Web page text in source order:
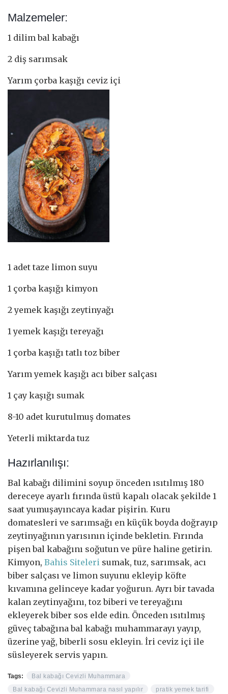
Malzemeler:
1 dilim bal kabağı
2 diş sarımsak
Yarım çorba kaşığı ceviz içi
1 adet taze limon suyu
1 çorba kaşığı kimyon
2 yemek kaşığı zeytinyağı
1 yemek kaşığı tereyağı
1 çorba kaşığı tatlı toz biber
Yarım yemek kaşığı acı biber salçası
1 çay kaşığı sumak
8-10 adet kurutulmuş domates
Yeterli miktarda tuz
Hazırlanılışı:
Bal kabağı dilimini soyup önceden ısıtılmış 180
dereceye ayarlı fırında üstü kapalı olacak şekilde 1
saat yumuşayıncaya kadar pişirin. Kuru
domatesleri ve sarımsağı en küçük boyda doğrayıp
zeytinyağının yarısının içinde bekletin. Fırında
pişen bal kabağını soğutun ve püre haline getirin.
Kimyon, Bahis Siteleri sumak, tuz, sarımsak, acı
biber salçası ve limon suyunu ekleyip köfte
kıvamına gelinceye kadar yoğurun. Ayrı bir tavada
kalan zeytinyağını, toz biberi ve tereyağını
ekleyerek biber sos elde edin. Önceden ısıtılmış
güveç tabağına bal kabağı muhammarayı yayıp,
üzerine yağ, biberli sosu ekleyin. İri ceviz içi ile
süsleyerek servis yapın.
Tags:
Bal kabağı Cevizli Muhammara
Bal kabağı Cevizli Muhammara nasıl yapılır
pratik yemek tarifi